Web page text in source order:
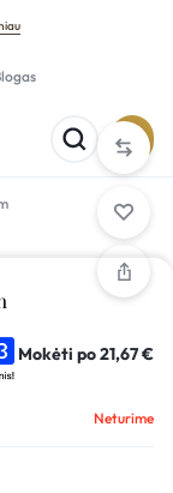
Mokėti po21,67€
Neturime